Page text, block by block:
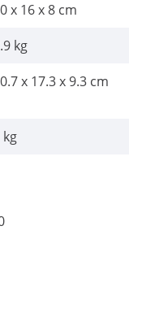
x 16 x 8 cm
kg
x 17.3 x 9.3 cm
kg